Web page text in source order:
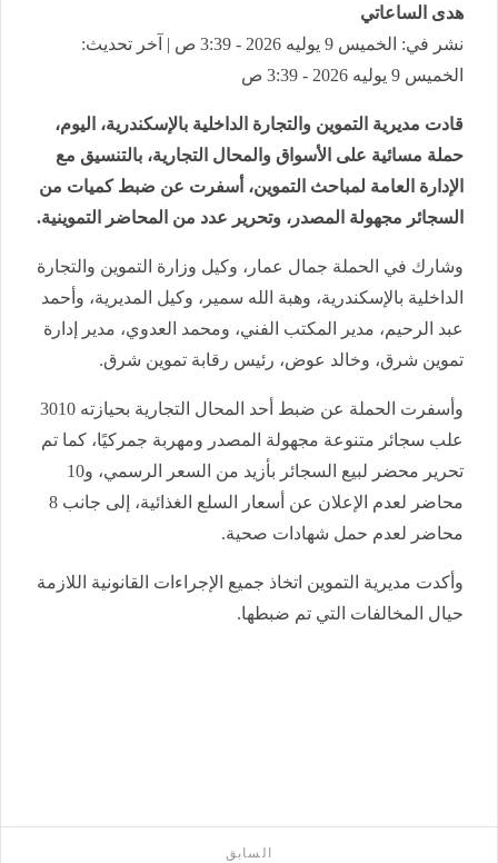
هدى الساعاتي
نشر في: الخميس 9 يوليه 2026 - 3:39 ص | آخر تحديث:
الخميس 9 يوليه 2026 - 3:39 ص
قادت مديرية التموين والتجارة الداخلية بالإسكندرية، اليوم،
حملة مسائية على الأسواق والمحال التجارية، بالتنسيق مع
الإدارة العامة لمباحث التموين، أسفرت عن ضبط كميات من
السجائر مجهولة المصدر، وتحرير عدد من المحاضر التموينية.
وشارك في الحملة جمال عمار، وكيل وزارة التموين والتجارة
الداخلية بالإسكندرية، وهبة الله سمير، وكيل المديرية، وأحمد
عبد الرحيم، مدير المكتب الفني، ومحمد العدوي، مدير إدارة
تموين شرق، وخالد عوض، رئيس رقابة تموين شرق.
وأسفرت الحملة عن ضبط أحد المحال التجارية بحيازته 3010
علب سجائر متنوعة مجهولة المصدر ومهربة جمركيًا، كما تم
تحرير محضر لبيع السجائر بأزيد من السعر الرسمي، و10
محاضر لعدم الإعلان عن أسعار السلع الغذائية، إلى جانب 8
محاضر لعدم حمل شهادات صحية.
وأكدت مديرية التموين اتخاذ جميع الإجراءات القانونية اللازمة
حيال المخالفات التي تم ضبطها.
السابق